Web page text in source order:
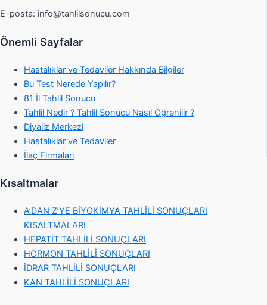
E-posta: info@tahlilsonucu.com
Önemli Sayfalar
Hastalıklar ve Tedaviler Hakkında Bilgiler
Bu Test Nerede Yapılır?
81 İl Tahlil Sonucu
Tahlil Nedir ? Tahlil Sonucu Nasıl Öğrenilir ?
Diyaliz Merkezi
Hastalıklar ve Tedaviler
İlaç Firmaları
Kısaltmalar
A’DAN Z’YE BİYOKİMYA TAHLİLİ SONUÇLARI
KISALTMALARI
HEPATİT TAHLİLİ SONUÇLARI
HORMON TAHLİLİ SONUÇLARI
İDRAR TAHLİLİ SONUÇLARI
KAN TAHLİLİ SONUÇLARI